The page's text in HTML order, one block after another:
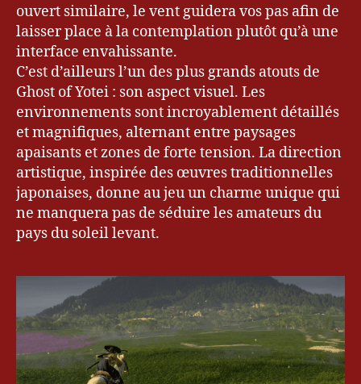
ouvert similaire, le vent guidera vos pas afin de
laisser place à la contemplation plutôt qu’à une
interface envahissante.
C’est d’ailleurs l’un des plus grands atouts de
Ghost of Yotei : son aspect visuel. Les
environnements sont incroyablement détaillés
et magnifiques, alternant entre paysages
apaisants et zones de forte tension. La direction
artistique, inspirée des œuvres traditionnelles
japonaises, donne au jeu un charme unique qui
ne manquera pas de séduire les amateurs du
pays du soleil levant.